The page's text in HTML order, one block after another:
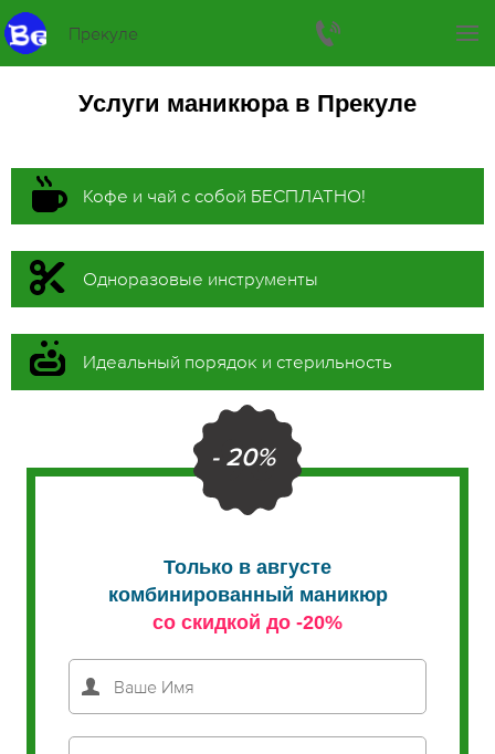
Прекуле
Услуги маникюра в Прекуле
Кофе и чай с собой БЕСПЛАТНО!
Одноразовые инструменты
Идеальный порядок и стерильность
- 20%
Только в августе
комбинированный маникюр
со скидкой до -20%